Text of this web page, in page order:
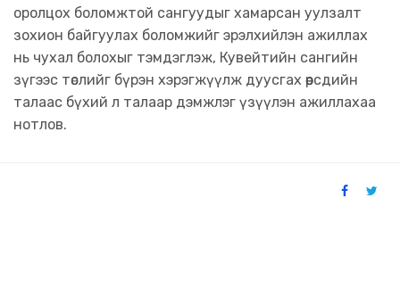
оролцох боломжтой сангуудыг хамарсан уулзалт
зохион байгуулах боломжийг эрэлхийлэн ажиллах
нь чухал болохыг тэмдэглэж, Кувейтийн сангийн
зүгээс төслийг бүрэн хэрэгжүүлж дуусгах өөрсдийн
талаас бүхий л талаар дэмжлэг үзүүлэн ажиллахаа
нотлов.